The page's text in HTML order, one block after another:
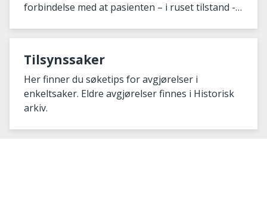
forbindelse med at pasienten – i ruset tilstand -
Tilsynssaker
Her finner du søketips for avgjørelser i
enkeltsaker. Eldre avgjørelser finnes i Historisk
arkiv.